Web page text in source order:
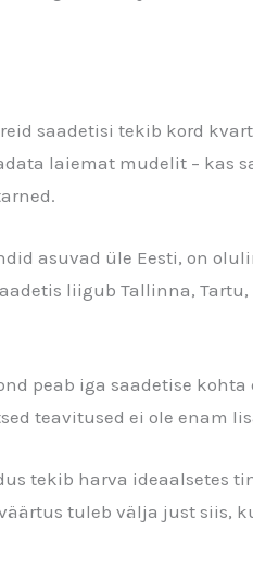
saadetisi tekib kord
laiemat mudelit – kas
asuvad üle Eesti, on
liigub Tallinna,
peab iga saadetise
teavitused ei ole enam
tekib harva ideaalsetes
tuleb välja just siis,